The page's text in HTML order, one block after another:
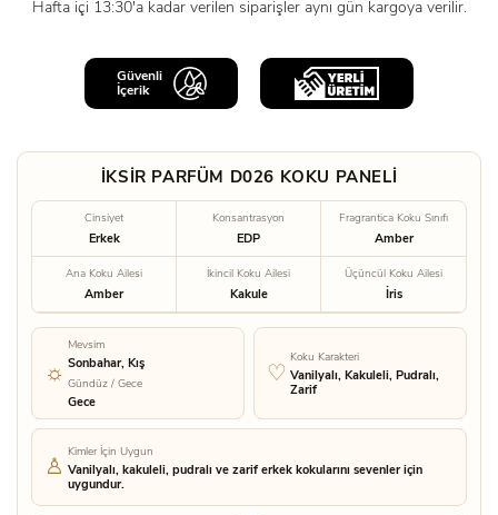
Hafta içi 13:30'a kadar verilen siparişler aynı gün kargoya verilir.
Güvenli
İçerik
İKSİR PARFÜM D026 KOKU PANELİ
Cinsiyet
Erkek
Konsantrasyon
EDP
Fragrantica Koku Sınıfı
Amber
Ana Koku Ailesi
Amber
İkincil Koku Ailesi
Kakule
Üçüncül Koku Ailesi
İris
Mevsim
Sonbahar, Kış
Gündüz / Gece
Gece
Koku Karakteri
Vanilyalı, Kakuleli, Pudralı,
Zarif
Kimler İçin Uygun
Vanilyalı, kakuleli, pudralı ve zarif erkek kokularını sevenler için
uygundur.